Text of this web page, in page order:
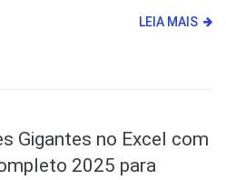
LEIA MAIS
Gigantes no Excel com
2025 para